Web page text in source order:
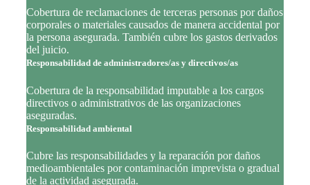
Cobertura de reclamaciones de terceras personas por daños
corporales o materiales causados de manera accidental por
la persona asegurada. También cubre los gastos derivados
del juicio.
Responsabilidad de administradores/as y directivos/as
Cobertura de la responsabilidad imputable a los cargos
directivos o administrativos de las organizaciones
aseguradas.
Responsabilidad ambiental
Cubre las responsabilidades y la reparación por daños
medioambientales por contaminación imprevista o gradual
de la actividad asegurada.